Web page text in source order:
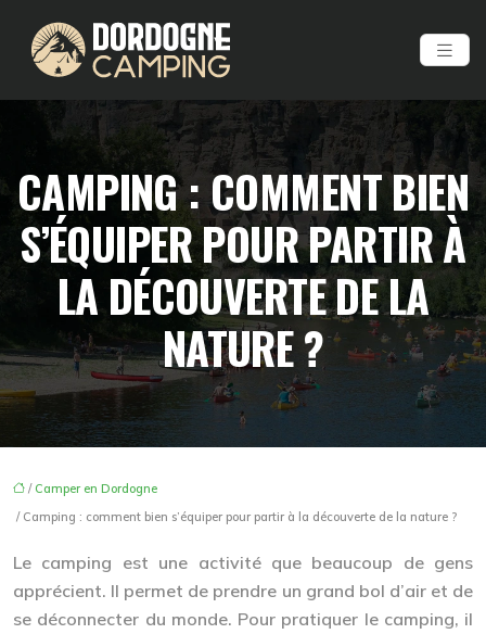
CAMPING : COMMENT BIEN
S’ÉQUIPER POUR PARTIR À
LA DÉCOUVERTE DE LA
NATURE ?
/ Camper en Dordogne
/ Camping : comment bien s’équiper pour partir à la découverte de la nature ?
Le camping est une activité que beaucoup de gens
apprécient. Il permet de prendre un grand bol d’air et de
se déconnecter du monde. Pour pratiquer le camping, il